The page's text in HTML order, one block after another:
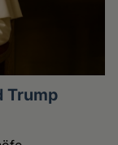
Trump